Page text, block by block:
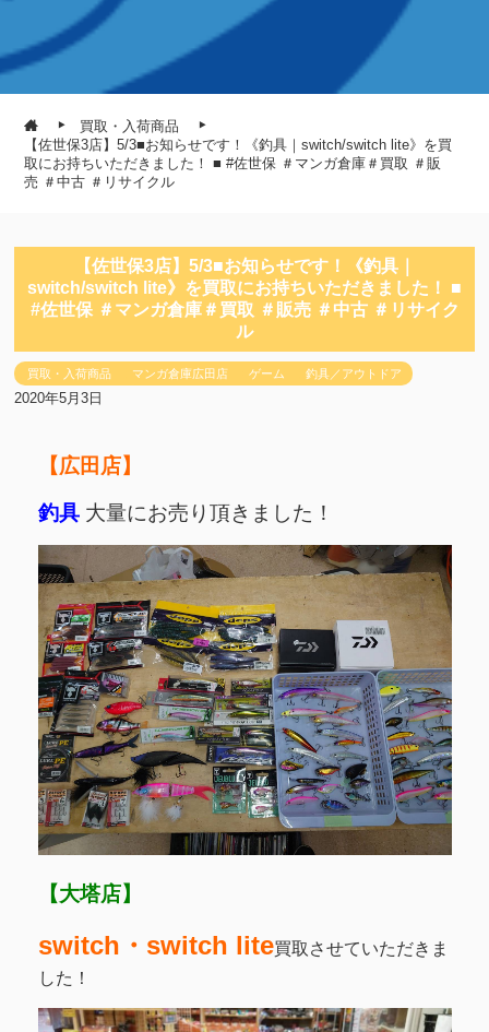
買取・入荷商品
【佐世保3店】5/3■お知らせです！《釣具｜switch/switch lite》を買
取にお持ちいただきました！ ■ #佐世保 ＃マンガ倉庫＃買取 ＃販
売 ＃中古 ＃リサイクル
【佐世保3店】5/3■お知らせです！《釣具｜
switch/switch lite》を買取にお持ちいただきました！ ■
#佐世保 ＃マンガ倉庫＃買取 ＃販売 ＃中古 ＃リサイク
ル
買取・入荷商品 マンガ倉庫広田店 ゲーム 釣具／アウトドア
2020年5月3日
【広田店】
釣具大量にお売り頂きました！
【大塔店】
switch・switch lite買取させていただきま
した！